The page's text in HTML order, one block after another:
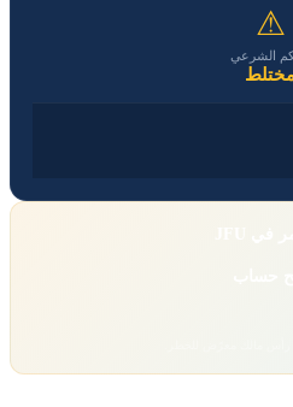
⚠
الشرعي